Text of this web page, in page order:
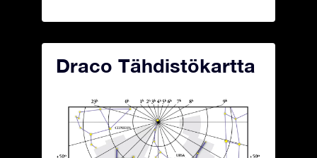
Draco Tähdistökartta